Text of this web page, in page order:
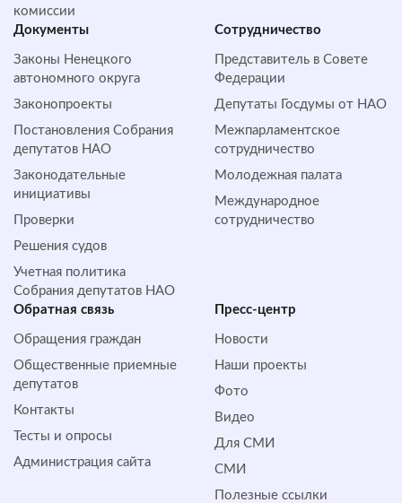
комиссии
Документы
Законы Ненецкого
автономного округа
Законопроекты
Постановления Собрания
депутатов НАО
Законодательные
инициативы
Проверки
Решения судов
Учетная политика
Собрания депутатов НАО
Сотрудничество
Представитель в Совете
Федерации
Депутаты Госдумы от НАО
Межпарламентское
сотрудничество
Молодежная палата
Международное
сотрудничество
Обратная cвязь
Обращения граждан
Общественные приемные
депутатов
Контакты
Тесты и опросы
Администрация сайта
Пресс-центр
Новости
Наши проекты
Фото
Видео
Для СМИ
СМИ
Полезные ссылки